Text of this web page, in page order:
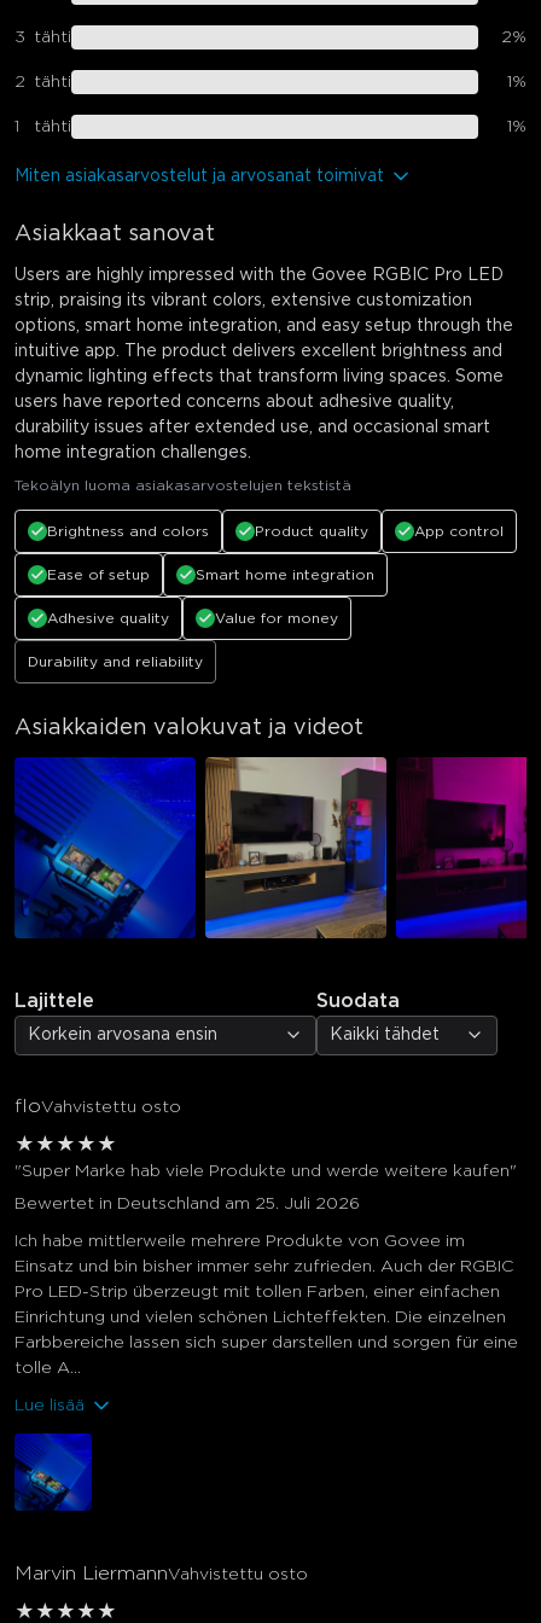
3 tähti 2%
2 tähti 1%
1 tähti 1%
Miten asiakasarvostelut ja arvosanat toimivat
Asiakkaat sanovat
Users are highly impressed with the Govee RGBIC Pro LED
strip, praising its vibrant colors, extensive customization
options, smart home integration, and easy setup through the
intuitive app. The product delivers excellent brightness and
dynamic lighting effects that transform living spaces. Some
users have reported concerns about adhesive quality,
durability issues after extended use, and occasional smart
home integration challenges.
Tekoälyn luoma asiakasarvostelujen tekstistä
Brightness and colors Product quality App control
Ease of setup Smart home integration
Adhesive quality Value for money
Durability and reliability
Asiakkaiden valokuvat ja videot
Lajittele
Korkein arvosana ensin
Suodata
Kaikki tähdet
floVahvistettu osto
★ ★ ★ ★ ★
"Super Marke hab viele Produkte und werde weitere kaufen"
Bewertet in Deutschland am 25. Juli 2026
Ich habe mittlerweile mehrere Produkte von Govee im
Einsatz und bin bisher immer sehr zufrieden. Auch der RGBIC
Pro LED-Strip überzeugt mit tollen Farben, einer einfachen
Einrichtung und vielen schönen Lichteffekten. Die einzelnen
Farbbereiche lassen sich super darstellen und sorgen für eine
tolle A...
Lue lisää
Marvin LiermannVahvistettu osto
★ ★ ★ ★ ★